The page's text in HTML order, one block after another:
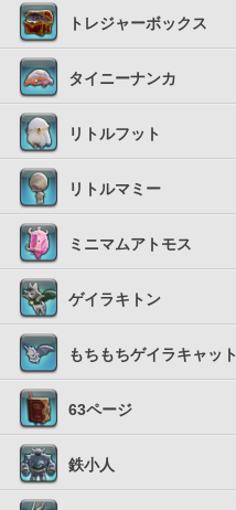
トレジャーボックス
タイニーナンカ
リトルフット
リトルマミー
ミニマムアトモス
ゲイラキトン
もちもちゲイラキャット
63ページ
鉄小人